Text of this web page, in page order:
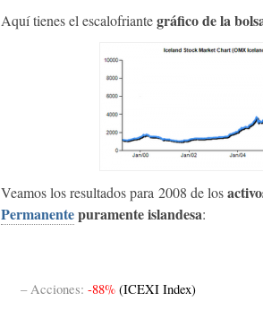
Aquí tienes el escalofriantegráfico de la
Veamos los resultados para 2008 de los
Permanentepuramente islandesa:
– Acciones: -88% (ICEXI Index)